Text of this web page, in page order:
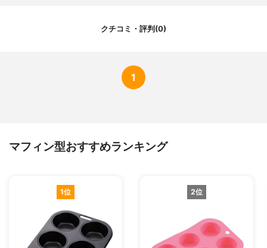
クチコミ・評判(0)
1
マフィン型おすすめランキング
1位 2位